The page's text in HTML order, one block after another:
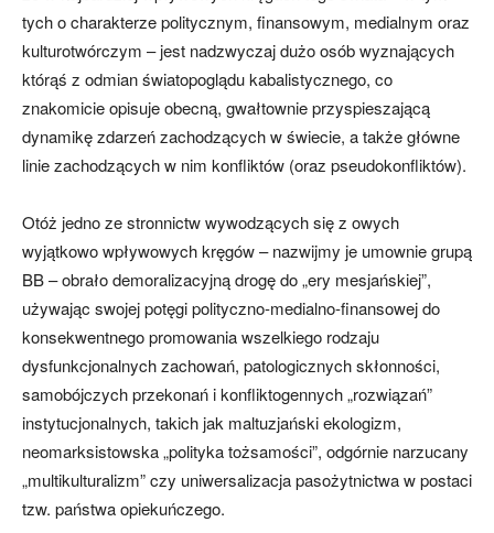
tych o charakterze politycznym, finansowym, medialnym oraz
kulturotwórczym – jest nadzwyczaj dużo osób wyznających
którąś z odmian światopoglądu kabalistycznego, co
znakomicie opisuje obecną, gwałtownie przyspieszającą
dynamikę zdarzeń zachodzących w świecie, a także główne
linie zachodzących w nim konfliktów (oraz pseudokonfliktów).
Otóż jedno ze stronnictw wywodzących się z owych
wyjątkowo wpływowych kręgów – nazwijmy je umownie grupą
BB – obrało demoralizacyjną drogę do „ery mesjańskiej”,
używając swojej potęgi polityczno-medialno-finansowej do
konsekwentnego promowania wszelkiego rodzaju
dysfunkcjonalnych zachowań, patologicznych skłonności,
samobójczych przekonań i konfliktogennych „rozwiązań”
instytucjonalnych, takich jak maltuzjański ekologizm,
neomarksistowska „polityka tożsamości”, odgórnie narzucany
„multikulturalizm” czy uniwersalizacja pasożytnictwa w postaci
tzw. państwa opiekuńczego.